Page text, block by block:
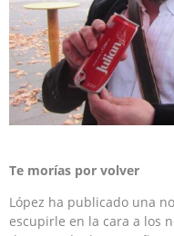
Te morías por volver
López ha publicado una
escupirle en la cara a los